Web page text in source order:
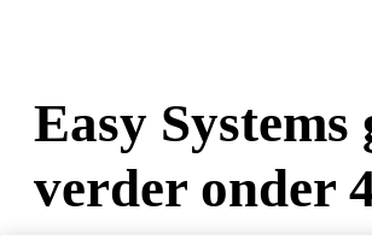
Easy Systems
verder onder